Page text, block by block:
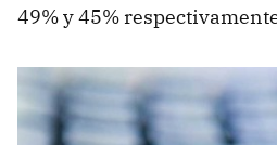
49% y 45%